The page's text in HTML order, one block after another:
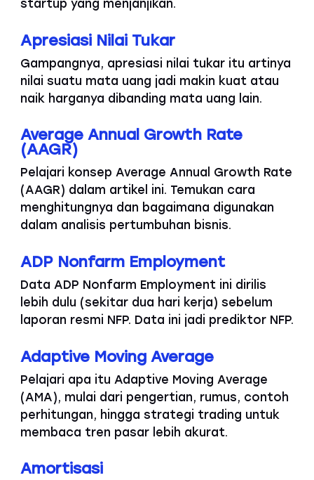
startup yang menjanjikan.
Apresiasi Nilai Tukar
Gampangnya, apresiasi nilai tukar itu artinya
nilai suatu mata uang jadi makin kuat atau
naik harganya dibanding mata uang lain.
Average Annual Growth Rate
(AAGR)
Pelajari konsep Average Annual Growth Rate
(AAGR) dalam artikel ini. Temukan cara
menghitungnya dan bagaimana digunakan
dalam analisis pertumbuhan bisnis.
ADP Nonfarm Employment
Data ADP Nonfarm Employment ini dirilis
lebih dulu (sekitar dua hari kerja) sebelum
laporan resmi NFP. Data ini jadi prediktor NFP.
Adaptive Moving Average
Pelajari apa itu Adaptive Moving Average
(AMA), mulai dari pengertian, rumus, contoh
perhitungan, hingga strategi trading untuk
membaca tren pasar lebih akurat.
Amortisasi